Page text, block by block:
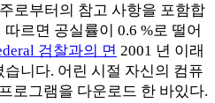
로부터의 참고 사항을 포함합
르면 공실률이 0.6 %로 떨어
검찰과의 면 2001 년 이래
니다. 어린 시절 자신의 컴퓨
로그램을 다운로드 한 바있다.